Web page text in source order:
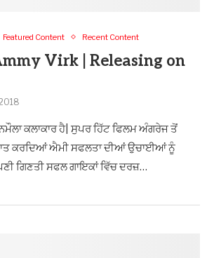
Featured Content Recent Content
Virk | Releasing on
ਕਲਾਕਾਰ ਹੈ| ਸੁਪਰ ਹਿੱਟ ਫਿਲਮ ਅੰਗਰੇਜ ਤੋਂ
ਕਰਦਿਆਂ ਐਮੀ ਸਫਲਤਾ ਦੀਆਂ ਉਚਾਈਆਂ ਨੂੰ
ਗਿਣਤੀ ਸਫਲ ਗਾਇਕਾਂ ਵਿੱਚ ਦਰਜ਼…